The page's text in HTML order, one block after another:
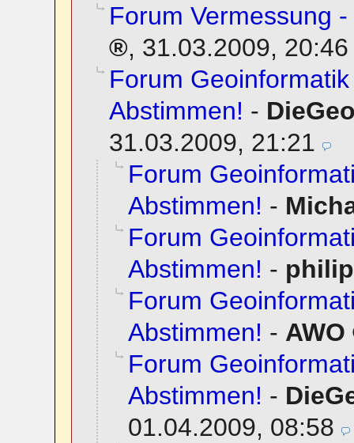
Forum Vermessung
, 31.03.2009, 20:46
Forum
Abstimmen! -
31.03.2009, 21:21
Forum
Abstimmen! -
Forum
Abstimmen! -
Forum
Abstimmen! - AWO
Forum
Abstimmen! -
01.04.2009, 08:58